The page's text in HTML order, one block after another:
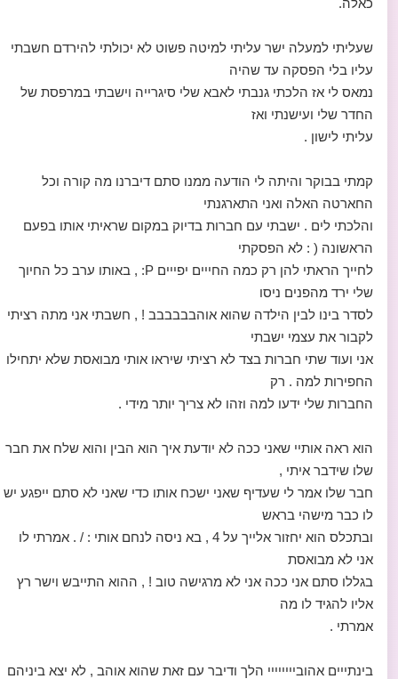
כאלה.
שעליתי למעלה ישר עליתי למיטה פשוט לא יכולתי להירדם חשבתי
עליו בלי הפסקה עד שהיה
נמאס לי אז הלכתי גנבתי לאבא שלי סיגרייה וישבתי במרפסת של
החדר שלי ועישנתי ואז
עליתי לישון .
קמתי בבוקר והיתה לי הודעה ממנו סתם דיברנו מה קורה וכל
החארטה האלה ואני התארגנתי
והלכתי לים . ישבתי עם חברות בדיוק במקום שראיתי אותו בפעם
הראשונה ( : לא הפסקתי
לחייך הראתי להן רק כמה החייים יפייים P: , באותו ערב כל החיוך
שלי ירד מהפנים ניסו
לסדר בינו לבין הילדה שהוא אוהבבבבבב ! , חשבתי אני מתה רציתי
לקבור את עצמי ישבתי
אני ועוד שתי חברות בצד לא רציתי שיראו אותי מבואסת שלא יתחילו
החפירות למה . רק
החברות שלי ידעו למה וזהו לא צריך יותר מידי .
הוא ראה אותיי שאני ככה לא יודעת איך הוא הבין והוא שלח את חבר
שלו שידבר איתי ,
חבר שלו אמר לי שעדיף שאני ישכח אותו כדי שאני לא סתם ייפגע יש
לו כבר מישהי בראש
ובתכלס הוא יחזור אלייך על 4 , בא ניסה לנחם אותי : / . אמרתי לו
אני לא מבואסת
בגללו סתם אני ככה אני לא מרגישה טוב ! , ההוא התייבש וישר רץ
אליו להגיד לו מה
אמרתי .
בינתייים אהוביייייייי הלך ודיבר עם זאת שהוא אוהב , לא יצא ביניהם